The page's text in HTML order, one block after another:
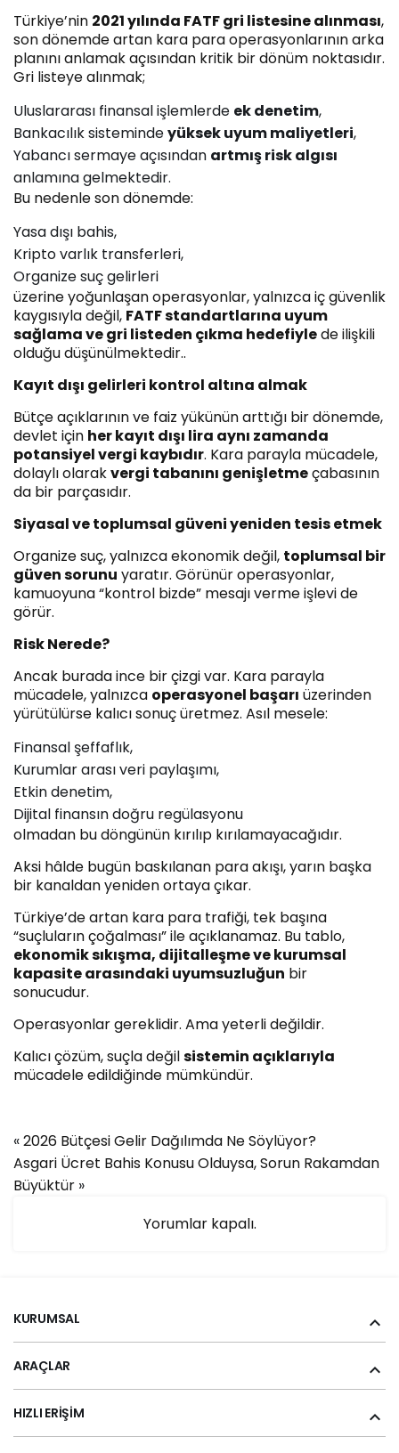
Türkiye’nin 2021 yılında FATF gri listesine alınması,
son dönemde artan kara para operasyonlarının arka
planını anlamak açısından kritik bir dönüm noktasıdır.
Gri listeye alınmak;
Uluslararası finansal işlemlerde ek denetim,
Bankacılık sistemindeyüksek uyum maliyetleri,
Yabancı sermaye açısından artmış risk algısı
anlamına gelmektedir.
Bu nedenle son dönemde:
Yasa dışı bahis,
Kripto varlık transferleri,
Organize suç gelirleri
üzerine yoğunlaşan operasyonlar, yalnızca iç güvenlik
kaygısıyla değil, FATF standartlarına uyum
sağlama ve gri listeden çıkma hedefiylede ilişkili
olduğu düşünülmektedir..
Kayıt dışı gelirleri kontrol altına almak
Bütçe açıklarının ve faiz yükünün arttığı bir dönemde,
devlet için her kayıt dışı lira aynı zamanda
potansiyel vergi kaybıdır. Kara parayla mücadele,
dolaylı olarakvergi tabanını genişletmeçabasının
da bir parçasıdır.
Siyasal ve toplumsal güveni yeniden tesis etmek
Organize suç, yalnızca ekonomik değil, toplumsal bir
güven sorunu yaratır. Görünür operasyonlar,
kamuoyuna “kontrol bizde” mesajı verme işlevi de
görür.
Risk Nerede?
Ancak burada ince bir çizgi var. Kara parayla
mücadele, yalnızca operasyonel başarı üzerinden
yürütülürse kalıcı sonuç üretmez. Asıl mesele:
Finansal şeffaflık,
Kurumlar arası veri paylaşımı,
Etkin denetim,
Dijital finansın doğru regülasyonu
olmadan bu döngünün kırılıp kırılamayacağıdır.
Aksi hâlde bugün baskılanan para akışı, yarın başka
bir kanaldan yeniden ortaya çıkar.
Türkiye’de artan kara para trafiği, tek başına
“suçluların çoğalması” ile açıklanamaz. Bu tablo,
ekonomik sıkışma, dijitalleşme ve kurumsal
kapasite arasındaki uyumsuzluğun bir
sonucudur.
Operasyonlar gereklidir. Ama yeterli değildir.
Kalıcı çözüm, suçla değilsistemin açıklarıyla
mücadele edildiğinde mümkündür.
«2026 Bütçesi Gelir Dağılımda Ne Söylüyor?
Asgari Ücret Bahis Konusu Olduysa, Sorun Rakamdan
Büyüktür »
Yorumlar kapalı.
KURUMSAL
ARAÇLAR
HIZLI ERIŞIM